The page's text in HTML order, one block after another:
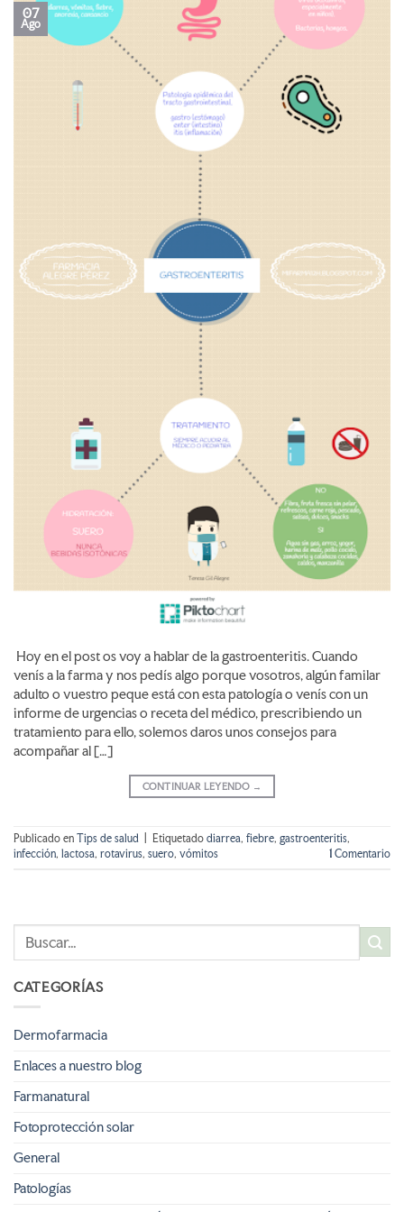
07
Ago
Hoy en el post os voy a hablar de la gastroenteritis. Cuando
venís a la farma y nos pedís algo porque vosotros, algún familar
adulto o vuestro peque está con esta patología o venís con un
informe de urgencias o receta del médico, prescribiendo un
tratamiento para ello, solemos daros unos consejos para
acompañar al […]
CONTINUAR LEYENDO →
Publicado en Tips de salud Etiquetado diarrea, fiebre, gastroenteritis,
infección, lactosa, rotavirus, suero, vómitos 1 Comentario
CATEGORÍAS
Dermofarmacia
Enlaces a nuestro blog
Farmanatural
Fotoprotección solar
General
Patologías